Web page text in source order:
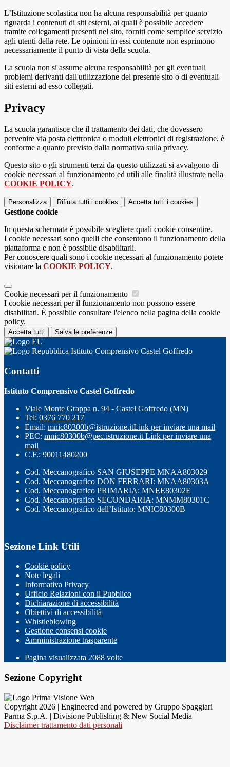
L’Istituzione scolastica non ha alcuna responsabilità per quanto
riguarda i contenuti di siti esterni, ai quali è possibile accedere
tramite collegamenti presenti nel sito, forniti come semplice servizio
agli utenti della rete. Le opinioni in essi contenute non esprimono
necessariamente il punto di vista della scuola.
La scuola non si assume alcuna responsabilità per gli eventuali
problemi derivanti dall'utilizzazione del presente sito o di eventuali
siti esterni ad esso collegati.
Privacy
La scuola garantisce che il trattamento dei dati, che dovessero
pervenire via posta elettronica o moduli elettronici di registrazione, è
conforme a quanto previsto dalla normativa sulla privacy.
Questo sito o gli strumenti terzi da questo utilizzati si avvalgono di
cookie necessari al funzionamento ed utili alle finalità illustrate nella
COOKIE POLICY.
Personalizza Rifiuta tutti i cookies Accetta tutti i cookies
Gestione cookie
In questa schermata è possibile scegliere quali cookie consentire.
I cookie necessari sono quelli che consentono il funzionamento della
piattaforma e non è possibile disabilitarli.
Per conoscere quali sono i cookie necessari al funzionamento potete
visionare la COOKIE POLICY.
Cookie necessari per il funzionamento
I cookie necessari per il funzionamento non possono essere
disabilitati. È possibile consultare l'elenco nella pagina della cookie
policy.
Accetta tutti Salva le preferenze
Istituto Comprensivo Castel Goffredo
Contatti
Istituto Comprensivo Castel Goffredo
Viale Monte Grappa n. 94 - Castel Goffredo (MN)
Tel: 0376 770 217
Email: mnic80300b@istruzione.itLink per inviare una mail
PEC: mnic80300b@pec.istruzione.it Link per inviare una
mail
C.F.: 90011480200
Cod. Meccanografico SAN GIUSEPPE MNAA803029
Cod. Meccanografico DON FERRARI: MNAA80303A
Cod. Meccanografico PRIMARIA: MNEE80302E
Cod. Meccanografico SECONDARIA: MNMM80301C
Cod. Meccanografico dell’Istituto: MNIC80300B
Sezione Link Utili
Cookie policy
Note legali
Informativa Privacy
Ufficio Relazioni con il Pubblico
Dichiarazione di accessibilità
Obiettivi di accessibilità
Whistleblowing
Gestione consensi cookie
Amministrazione trasparente
Pagina visualizzata 2088 volte
Sezione Copyright
Copyright 2026 | Engineered and powered by Gruppo Spaggiari
Parma S.p.A. | Divisione Publishing & New Social Media
Disclaimer trattamento dati personali